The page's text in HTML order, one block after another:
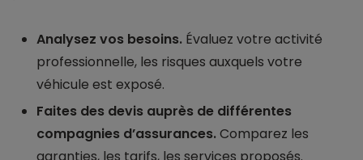
Analysez vos besoins. Évaluez votre activité
professionnelle, les risques auxquels votre
véhicule est exposé.
Faites des devis auprès de différentes
compagnies d’assurances.Comparez les
garanties, les tarifs, les services proposés.